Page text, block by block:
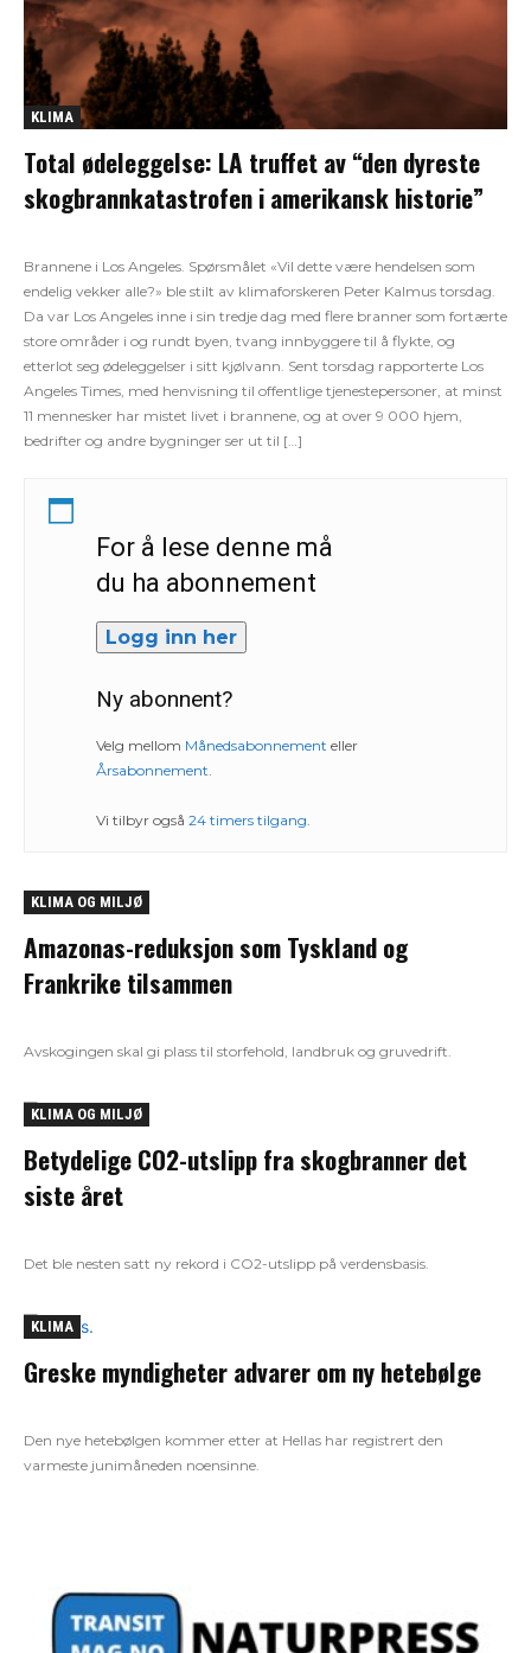
KLIMA
Total ødeleggelse: LA truffet av “den dyreste
skogbrannkatastrofen i amerikansk historie”
Brannene i Los Angeles. Spørsmålet «Vil dette være hendelsen som
endelig vekker alle?» ble stilt av klimaforskeren Peter Kalmus torsdag.
Da var Los Angeles inne i sin tredje dag med flere branner som fortærte
store områder i og rundt byen, tvang innbyggere til å flykte, og
etterlot seg ødeleggelser i sitt kjølvann. Sent torsdag rapporterte Los
Angeles Times, med henvisning til offentlige tjenestepersoner, at minst
11 mennesker har mistet livet i brannene, og at over 9 000 hjem,
bedrifter og andre bygninger ser ut til […]
For å lese denne må
du ha abonnement
Logg inn her
Ny abonnent?
Velg mellom Månedsabonnement eller
Årsabonnement
Vi tilbyr også 24 timers tilgang
KLIMA OG MILJØ
Amazonas-reduksjon som Tyskland og
Frankrike tilsammen
Avskogingen skal gi plass til storfehold, landbruk og gruvedrift.
KLIMA OG MILJØ
Betydelige CO2-utslipp fra skogbranner det
siste året
Det ble nesten satt ny rekord i CO2-utslipp på verdensbasis.
KLIMA
Greske myndigheter advarer om ny hetebølge
Den nye hetebølgen kommer etter at Hellas har registrert den
varmeste junimåneden noensinne.